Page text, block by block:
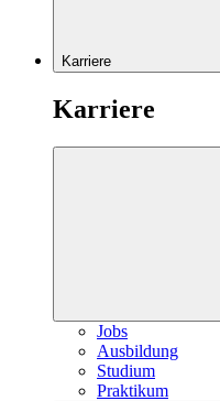
Karriere
Karriere
Jobs
Ausbildung
Studium
Praktikum